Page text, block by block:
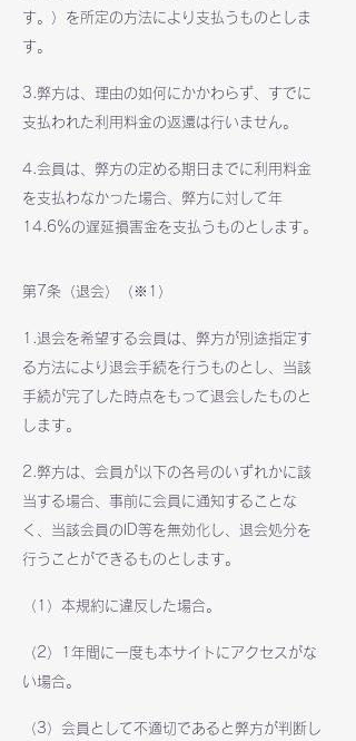
す。）を所定の方法により支払うものとしま
す。
3.弊方は、理由の如何にかかわらず、すでに
支払われた利用料金の返還は行いません。
4.会員は、弊方の定める期日までに利用料金
を支払わなかった場合、弊方に対して年
14.6％の遅延損害金を支払うものとします。
第7条（退会）（※1）
1.退会を希望する会員は、弊方が別途指定す
る方法により退会手続を行うものとし、当該
手続が完了した時点をもって退会したものと
します。
2.弊方は、会員が以下の各号のいずれかに該
当する場合、事前に会員に通知することな
く、当該会員のID等を無効化し、退会処分を
行うことができるものとします。
（1）本規約に違反した場合。
（2）1年間に一度も本サイトにアクセスがな
い場合。
（3）会員として不適切であると弊方が判断し